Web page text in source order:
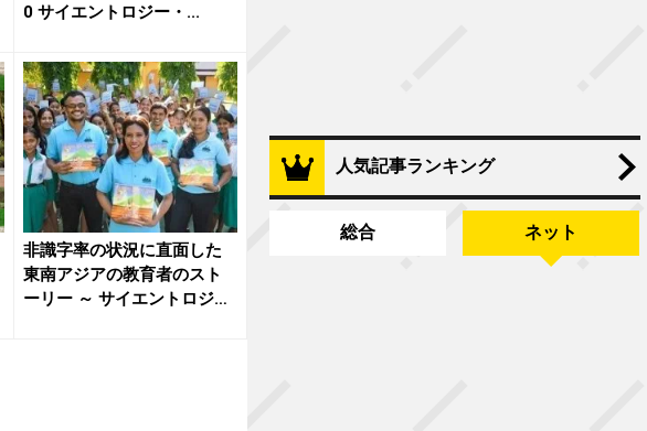
0 サイエントロジー・...
非識字率の状況に直面した
東南アジアの教育者のスト
ーリー ～ サイエントロジ
人気記事ランキング
総合 ネット